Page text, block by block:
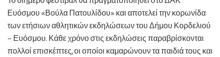
Ευόσμου «Βούλα Πατουλίδου» και αποτελεί την κορωνίδα
των ετήσιων αθλητικών εκδηλώσεων του Δήμου Κορδελιού
– Ευόσμου. Κάθε χρόνο στις εκδηλώσεις παραβρίσκονται
πολλοί επισκέπτες, οι οποίοι καμαρώνουν τα παιδιά τους και